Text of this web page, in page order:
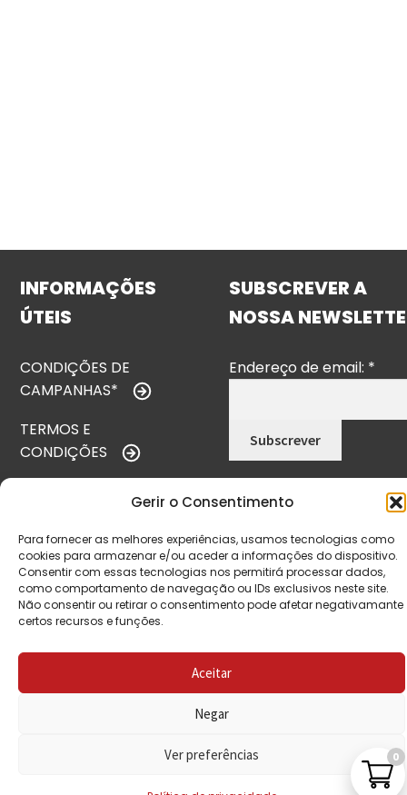
Gerir o Consentimento
Para fornecer as melhores experiências, usamos tecnologias como
cookies para armazenar e/ou aceder a informações do dispositivo.
Consentir com essas tecnologias nos permitirá processar dados,
como comportamento de navegação ou IDs exclusivos neste site.
Não consentir ou retirar o consentimento pode afetar negativamante
certos recursos e funções.
Aceitar
Negar
Ver preferências
INFORMAÇÕES
ÚTEIS
CONDIÇÕES DE
CAMPANHAS*
TERMOS E
CONDIÇÕES
POLÍTICA DE
REEMBOLSO
LIVRO DE
CONTACTOS
SUBSCREVER A
NOSSA
Endereço de email: *
0